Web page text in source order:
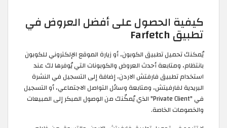
كيفية الحصول على أفضل العروض في
تطبيق Farfetch
يُمكنك تحميل تطبيق الكوبون، أو زيارة الموقع الإلكتروني للكوبون
بانتظام، ومتابعة أحدث العروض والكوبونات التي يُوفرها لك عند
استخدام تطبيق فارفتش الاردن، إضافة إلى التسجيل في النشرة
البريدية لفارفيتش، ومتابعة وسائل التواصل الاجتماعي، أو التسجيل
في "Private Client" الذي يُمكّنك من الوصول المبكر إلى المبيعات
والخصومات الخاصة.